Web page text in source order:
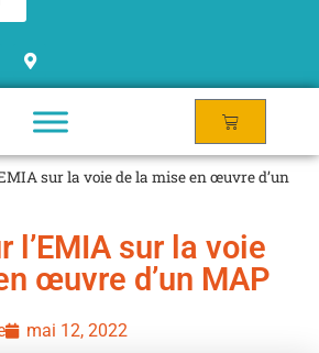
sur la voie de la mise en œuvre d’un
l’EMIA sur la voie
œuvre d’un MAP
mai 12, 2022